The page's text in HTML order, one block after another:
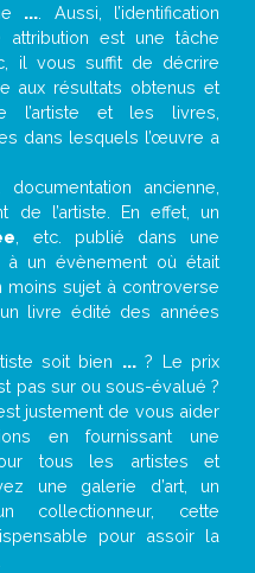
... . Aussi, l’identification
est une tâche
il vous suffit de décrire
aux résultats obtenus et
l’artiste et les livres,
dans lesquels l’œuvre a
ancienne,
de l’artiste. En effet, un
, etc. publié dans une
un évènement où était
sujet à controverse
livre édité des années
soit bien ...? Le prix
pas sur ou sous-évalué ?
justement de vous aider
en fournissant une
tous les artistes et
une galerie d’art, un
collectionneur, cette
pour assoir la